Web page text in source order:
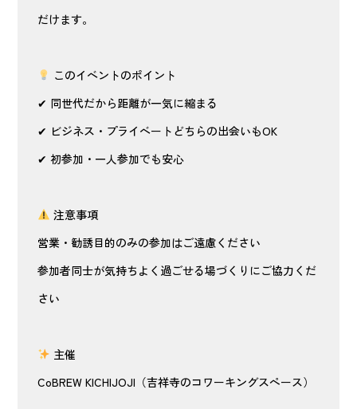
だけます。
このイベントのポイント
✔ 同世代だから距離が一気に縮まる
✔ ビジネス・プライベートどちらの出会いもOK
✔ 初参加・一人参加でも安心
注意事項
営業・勧誘目的のみの参加はご遠慮ください
参加者同士が気持ちよく過ごせる場づくりにご協力くだ
さい
主催
CoBREW KICHIJOJI（吉祥寺のコワーキングスペース）